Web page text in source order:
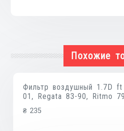
Похожие
Фильтр воздушный 1.7D
01, Regata 83-90, Ritmo
₴ 235